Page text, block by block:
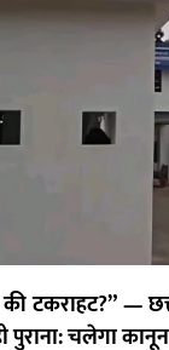
टकराहट?” —
पुराना: चलेगा